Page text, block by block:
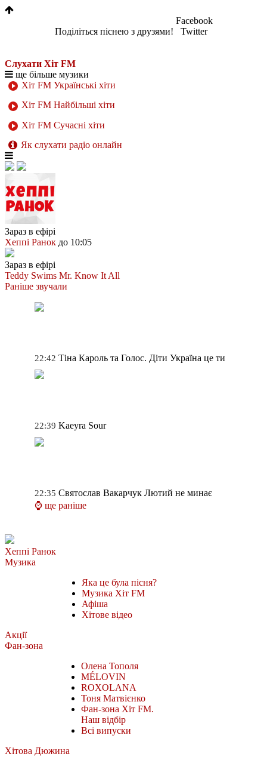
Поділіться піснею з друзями!
Facebook
Twitter
Слухати Хіт FM
ще більше музики
Хіт FM Українські хіти
Хіт FM Найбільші хіти
Хіт FM Сучасні хіти
Як слухати радіо онлайн
Зараз в ефірі
Хеппі Ранок до 10:05
Зараз в ефірі
Teddy Swims Mr. Know It All
Раніше звучали
22:42 Тіна Кароль та Голос. Діти Україна це ти
22:39 Kaeyra Sour
22:35 Святослав Вакарчук Лютий не минає
⌚ ще раніше
Хеппі Ранок
Музика
Яка це була пісня?
Музика Хіт FM
Афіша
Хітове відео
Акції
Фан-зона
Олена Тополя
MÉLOVIN
ROXOLANA
Тоня Матвієнко
Фан-зона Хіт FM.
Наш відбір
Всі випуски
Хітова Дюжина